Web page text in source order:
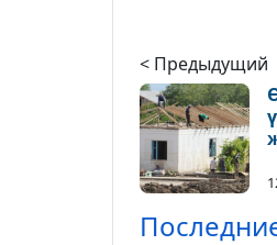
< Предыдущий